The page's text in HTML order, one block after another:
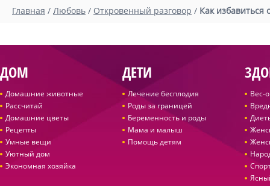
Главная / Любовь / Откровенный разговор / Как избавиться
ДОМ
Домашние животные
Рассчитай
Домашние цветы
Рецепты
Умные вещи
Уютный дом
Экономная хозяйка
ДЕТИ
Лечение бесплодия
Роды за границей
Беременность и роды
Мама и малыш
Помощь детям
Вес-